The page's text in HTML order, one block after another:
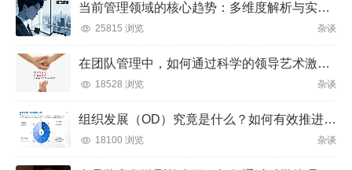
当前管理领域的核心趋势：多维度解析与实践方向
25815 浏览 杂谈
在团队管理中，如何通过科学的领导艺术激发成员潜力并实现目标？
18528 浏览 杂谈
组织发展（OD）究竟是什么？如何有效推进并解决企业管理难题？
18100 浏览 杂谈